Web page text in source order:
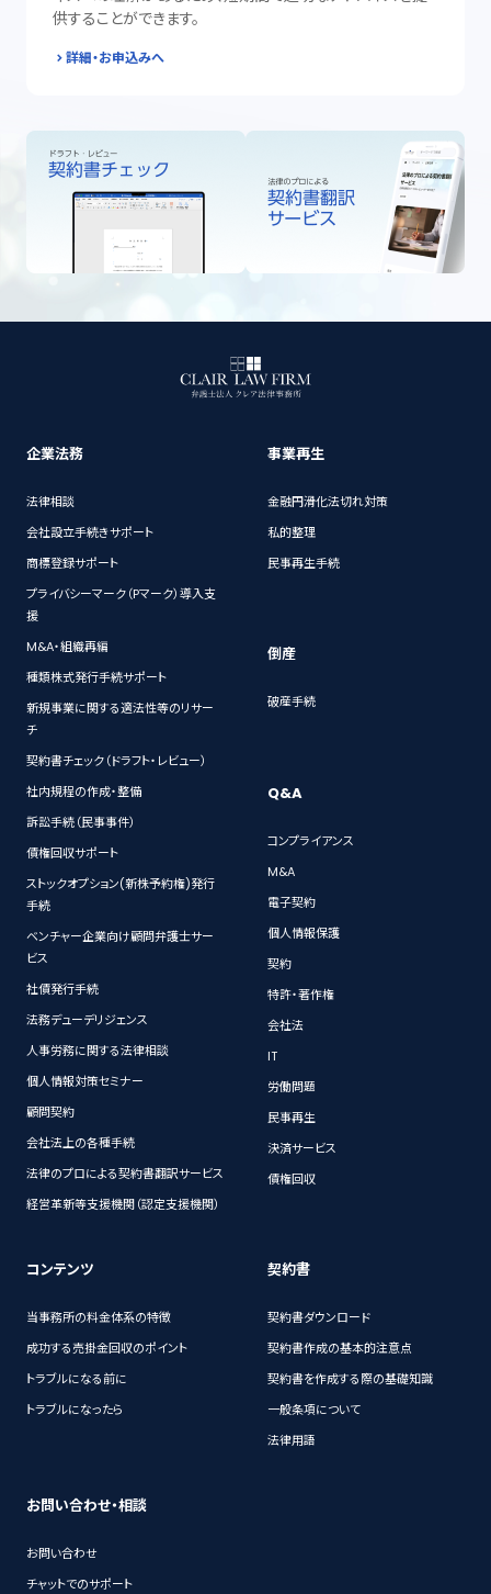
供することができます。
詳細・お申込みへ
企業法務
法律相談
会社設立手続きサポート
商標登録サポート
プライバシーマーク（Pマーク）導入支
援
M&A・組織再編
種類株式発行手続サポート
新規事業に関する適法性等のリサー
チ
契約書チェック（ドラフト・レビュー）
社内規程の作成・整備
訴訟手続（民事事件）
債権回収サポート
ストックオプション(新株予約権)発行
手続
ベンチャー企業向け顧問弁護士サー
ビス
社債発行手続
法務デューデリジェンス
人事労務に関する法律相談
個人情報対策セミナー
顧問契約
会社法上の各種手続
法律のプロによる契約書翻訳サービス
経営革新等支援機関（認定支援機関）
事業再生
金融円滑化法切れ対策
私的整理
民事再生手続
倒産
破産手続
Q&A
コンプライアンス
M&A
電子契約
個人情報保護
契約
特許・著作権
会社法
IT
労働問題
民事再生
決済サービス
債権回収
コンテンツ
当事務所の料金体系の特徴
成功する売掛金回収のポイント
トラブルになる前に
トラブルになったら
契約書
契約書ダウンロード
契約書作成の基本的注意点
契約書を作成する際の基礎知識
一般条項について
法律用語
お問い合わせ・相談
お問い合わせ
チャットでのサポート